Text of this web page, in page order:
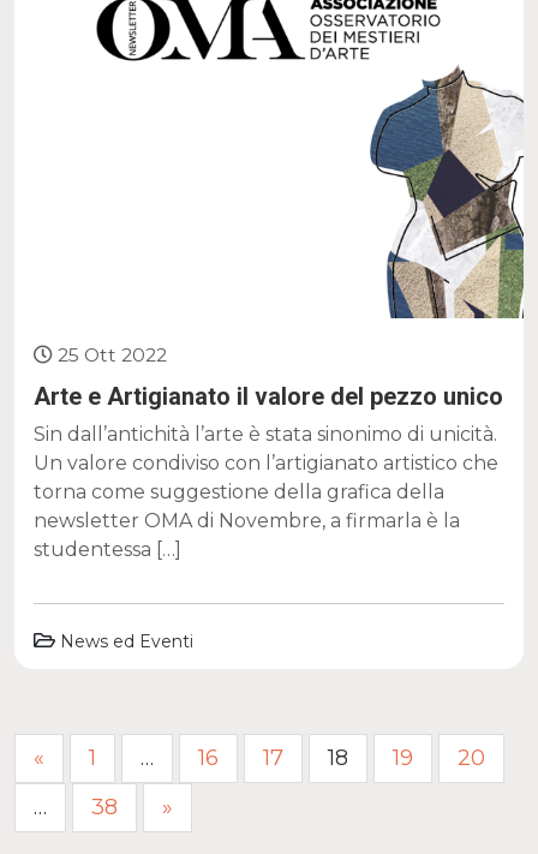
25 Ott 2022
Arte e Artigianato il valore del pezzo unico
Sin dall’antichità l’arte è stata sinonimo di unicità.
Un valore condiviso con l’artigianato artistico che
torna come suggestione della grafica della
newsletter OMA di Novembre, a firmarla è la
studentessa […]
News ed Eventi
Paginazione
degli
« 1 … 16 17 18 19
20
…
38 »